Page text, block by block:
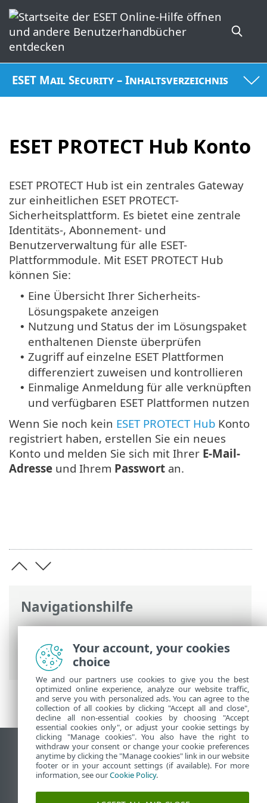
ESET Mail Security – Inhaltsverzeichnis
ESET PROTECT Hub Konto
Navigationshilfe
ESET Online-Hilfe>ESET Mail Security>
ESET Mail Security aktivieren> ESET
PROTECT Hub Konto
ESET PROTECT Hub ist ein zentrales Gateway
zur einheitlichen ESET PROTECT-
Sicherheitsplattform. Es bietet eine zentrale
Identitäts-, Abonnement- und
Benutzerverwaltung für alle ESET-
Plattformmodule. Mit ESET PROTECT Hub
können Sie:
• Eine Übersicht Ihrer Sicherheits-
Lösungspakete anzeigen
• Nutzung und Status der im Lösungspaket
enthaltenen Dienste überprüfen
• Zugriff auf einzelne ESET Plattformen
differenziert zuweisen und kontrollieren
• Einmalige Anmeldung für alle verknüpften
und verfügbaren ESET Plattformen nutzen
Wenn Sie noch kein ESET PROTECT Hub Konto
registriert haben, erstellen Sie ein neues
Konto und melden Sie sich mit Ihrer E-Mail-
Adresse und Ihrem Passwort an.
Desktop-Site anzeigen
End of Life
ESET Knowledgebase
ESET-Forum
Your account, your cookies
choice
We and our partners use cookies to give you the best
optimized online experience, analyze our website traffic,
and serve you with personalized ads. You can agree to the
collection of all cookies by clicking "Accept all and close",
decline all non-essential cookies by choosing "Accept
essential cookies only", or adjust your cookie settings by
clicking "Manage cookies". You also have the right to
withdraw your consent or change your cookie preferences
anytime by clicking the "Manage cookies" link in our website
footer or in your account settings (if available). For more
information, see ourCookie Policy.